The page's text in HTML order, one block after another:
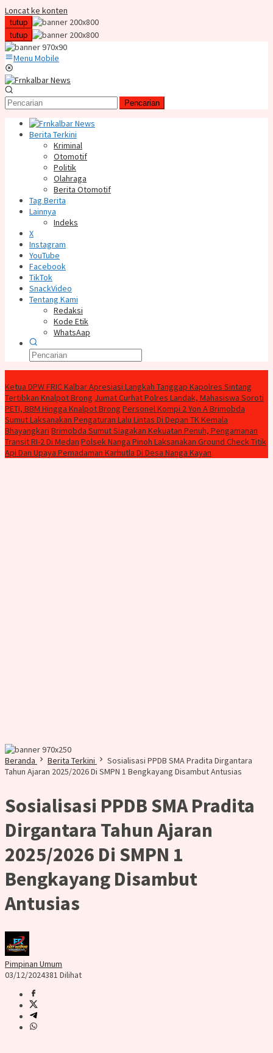
Loncat ke konten
tutup
tutup
Menu Mobile
Pencarian
Berita Terkini
Kriminal
Otomotif
Politik
Olahraga
Berita Otomotif
Tag Berita
Lainnya
Indeks
X
Instagram
YouTube
Facebook
TikTok
SnackVideo
Tentang Kami
Redaksi
Kode Etik
WhatsAap
Ketua DPW FRIC Kalbar Apresiasi Langkah Tanggap Kapolres Sintang
Tertibkan Knalpot Brong Jumat Curhat Polres Landak, Mahasiswa Soroti
PETI, BBM Hingga Knalpot Brong Personel Kompi 2 Yon A Brimobda
Sumut Laksanakan Pengaturan Lalu Lintas Di Depan TK Kemala
Bhayangkari Brimobda Sumut Siagakan Kekuatan Penuh, Pengamanan
Transit RI-2 Di Medan Polsek Nanga Pinoh Laksanakan Ground Check Titik
Api Dan Upaya Pemadaman Karhutla Di Desa Nanga Kayan
Beranda Berita Terkini
Sosialisasi PPDB SMA Pradita Dirgantara
Tahun Ajaran 2025/2026 Di SMPN 1 Bengkayang Disambut Antusias
Sosialisasi PPDB SMA Pradita
Dirgantara Tahun Ajaran
2025/2026 Di SMPN 1
Bengkayang Disambut
Antusias
Pimpinan Umum
03/12/2024381 Dilihat